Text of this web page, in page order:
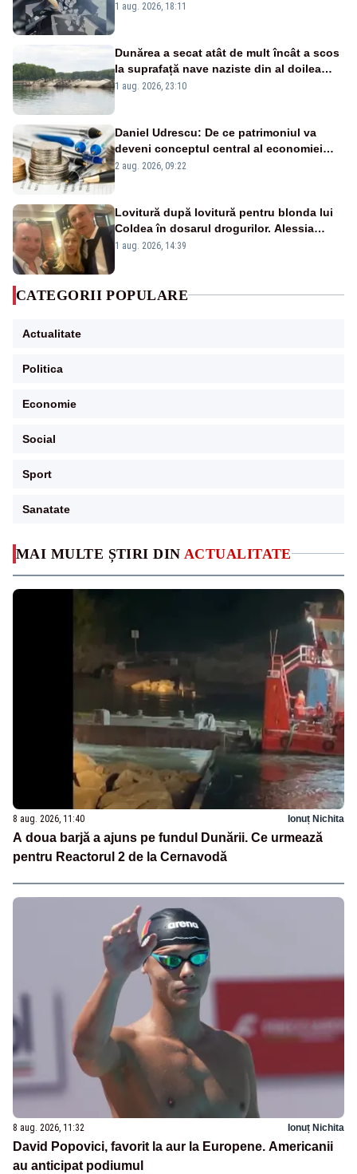
MAI MULTE ȘTIRI DIN ACTUALITATE
8 aug. 2026, 11:40 Ionuț Nichita
A doua barjă a ajuns pe fundul Dunării. Ce urmează
pentru Reactorul 2 de la Cernavodă
8 aug. 2026, 11:32 Ionuț Nichita
David Popovici, favorit la aur la Europene. Americanii
au anticipat podiumul
pasează vina în plină criză energetică
1 aug. 2026, 18:11
Dunărea a secat atât de mult încât a scos
la suprafață nave naziste din al doilea
război mondial
1 aug. 2026, 23:10
Daniel Udrescu: De ce patrimoniul va
deveni conceptul central al economiei
viitoare?
2 aug. 2026, 09:22
Lovitură după lovitură pentru blonda lui
Coldea în dosarul drogurilor. Alessia
Păcuraru explică decizia magistraților
1 aug. 2026, 14:39
CATEGORII POPULARE
Actualitate
Politica
Economie
Social
Sport
Sanatate